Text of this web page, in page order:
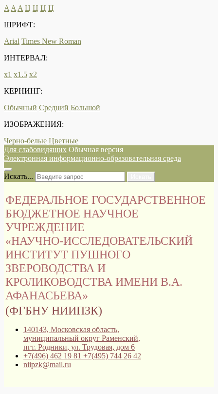
A A A Ц Ц Ц Ц
ШРИФТ:
Arial Times New Roman
ИНТЕРВАЛ:
х1 х1.5 х2
КЕРНИНГ:
Обычный Средний Большой
ИЗОБРАЖЕНИЯ:
Черно-белые Цветные
Для слабовидящих Обычная версия
Электронная информационно-образовательная среда
Искать...
ФЕДЕРАЛЬНОЕ ГОСУДАРСТВЕННОЕ
БЮДЖЕТНОЕ НАУЧНОЕ
УЧРЕЖДЕНИЕ
«НАУЧНО-ИССЛЕДОВАТЕЛЬСКИЙ
ИНСТИТУТ ПУШНОГО
ЗВЕРОВОДСТВА И
КРОЛИКОВОДСТВА ИМЕНИ В.А.
АФАНАСЬЕВА»
(ФГБНУ НИИПЗК)
140143, Московская область,
муниципальный округ Раменский,
пгт. Родники, ул. Трудовая, дом 6
+7(496) 462 19 81 +7(495) 744 26 42
niipzk@mail.ru